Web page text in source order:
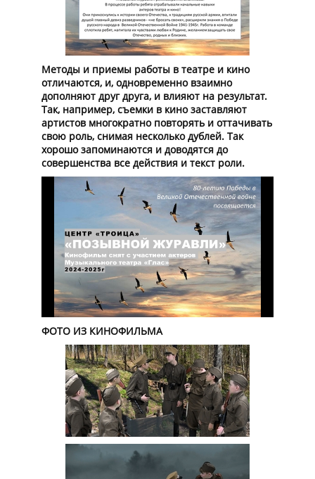
Методы и приемы работы в театре и кино
отличаются, и, одновременно взаимно
дополняют друг друга, и влияют на результат.
Так, например, съемки в кино заставляют
артистов многократно повторять и оттачивать
свою роль, снимая несколько дублей. Так
хорошо запоминаются и доводятся до
совершенства все действия и текст роли.
ФОТО ИЗ КИНОФИЛЬМА